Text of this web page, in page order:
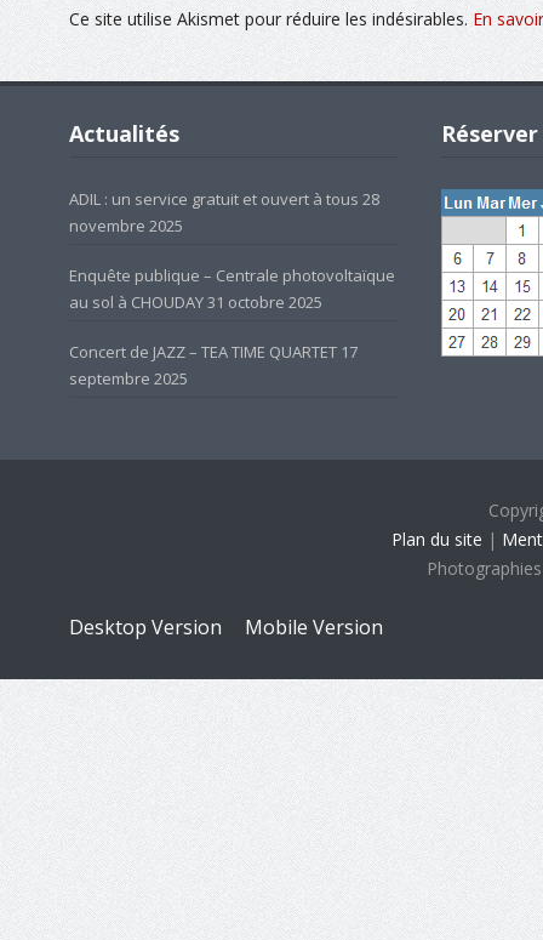
Ce site utilise Akismet pour réduire les indésirables. En
Actualités
ADIL : un service gratuit et ouvert à tous 28
novembre 2025
Enquête publique – Centrale photovoltaïque
au sol à CHOUDAY31 octobre 2025
Concert de JAZZ – TEA TIME QUARTET 17
septembre 2025
Plan du site |
Desktop Version Mobile Version